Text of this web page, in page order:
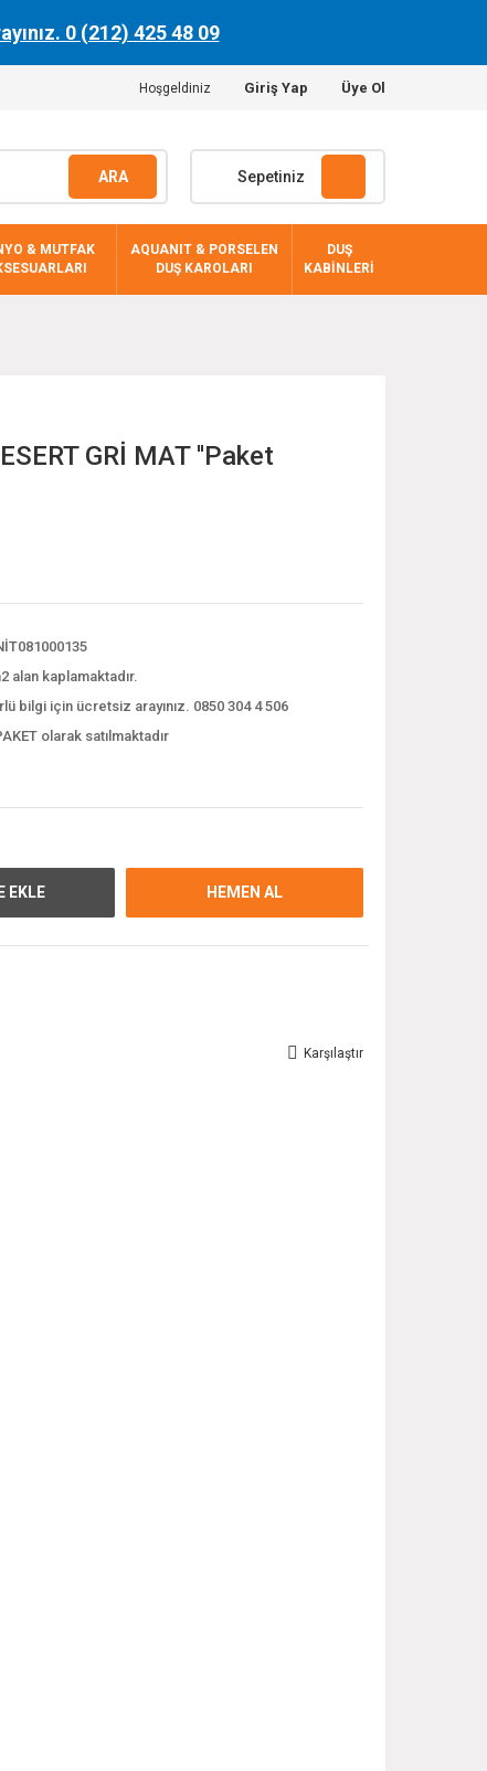
0 (212) 425 48 09
Hoşgeldiniz Giriş Yap Üye Ol
ARA Sepetiniz
& MUTFAK
AQUANIT & PORSELEN
DUŞ KAROLARI
DUŞ
KABİNLERİ
GRİ MAT ''Paket
alan kaplamaktadır.
bilgi için ücretsiz arayınız. 0850 304 4 506
olarak satılmaktadır
EKLE HEMEN AL
Karşılaştır